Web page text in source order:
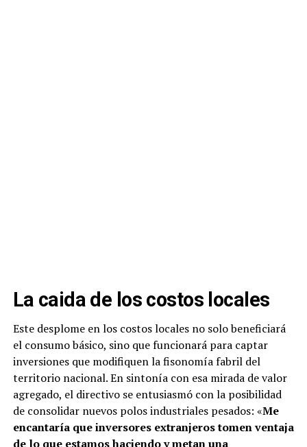
La caida de los costos locales
Este desplome en los costos locales no solo beneficiará
el consumo básico, sino que funcionará para captar
inversiones que modifiquen la fisonomía fabril del
territorio nacional. En sintonía con esa mirada de valor
agregado, el directivo se entusiasmó con la posibilidad
de consolidar nuevos polos industriales pesados: «Me
encantaría que inversores extranjeros tomen ventaja
de lo que estamos haciendo y metan una